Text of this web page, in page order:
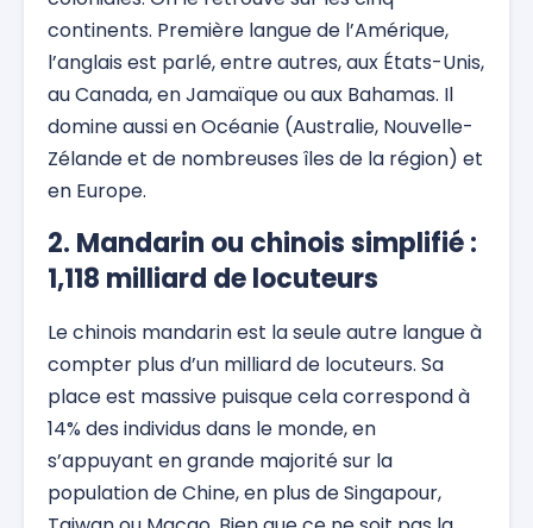
continents. Première langue de l’Amérique,
l’anglais est parlé, entre autres, aux États-Unis,
au Canada, en Jamaïque ou aux Bahamas. Il
domine aussi en Océanie (Australie, Nouvelle-
Zélande et de nombreuses îles de la région) et
en Europe.
2. Mandarin ou chinois simplifié :
1,118 milliard de locuteurs
Le chinois mandarin est la seule autre langue à
compter plus d’un milliard de locuteurs. Sa
place est massive puisque cela correspond à
14% des individus dans le monde, en
s’appuyant en grande majorité sur la
population de Chine, en plus de Singapour,